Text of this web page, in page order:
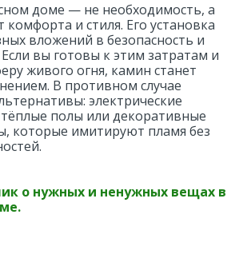
доме — не необходимость, а
комфорта и стиля. Его установка
вложений в безопасность и
вы готовы к этим затратам и
живого огня, камин станет
В противном случае
электрические
полы или декоративные
которые имитируют пламя без
о нужных и ненужных вещах в